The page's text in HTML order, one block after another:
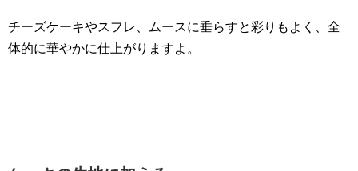
チーズケーキやスフレ、ムースに垂らすと彩りもよく、全
体的に華やかに仕上がりますよ。